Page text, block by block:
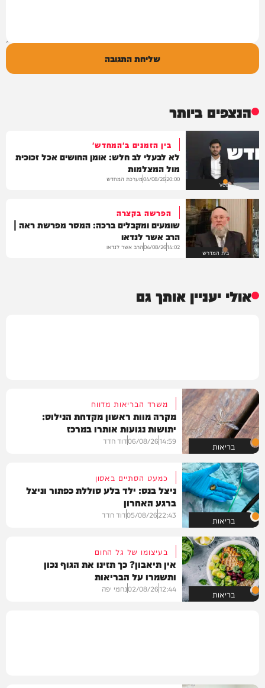
שליחת התגובה
הנצפים ביותר
VOD
בין הזמנים ב'המחדש'
לא לבעלי לב חלש: אומן החושים אכל זכוכית
מול המצלמות
20:00
04/08/26מערכת המחדש
בית המדרש
הפרשה בקצרה
שומעים ומקבלים ברכה: המסר מפרשת ראה |
הרב אשר לנדאו
14:02
04/08/26הרב אשר לנדאו
אולי יעניין אותך גם
בריאות
משרד הבריאות מדווח
מקרה מוות ראשון מקדחת הנילוס:
יתושות נגועות אותרו במרכז
14:59
06/08/26דוד חדד
בריאות
כמעט הסתיים באסון
ניצל בנס: ילד בלע סוללת כפתור וניצל
ברגע האחרון
22:43
05/08/26דוד חדד
בריאות
בעיצומו של גל החום
אין תיאבון? כך תזינו את הגוף נכון
ותשמרו על הבריאות
12:44
02/08/26נחמי יפה